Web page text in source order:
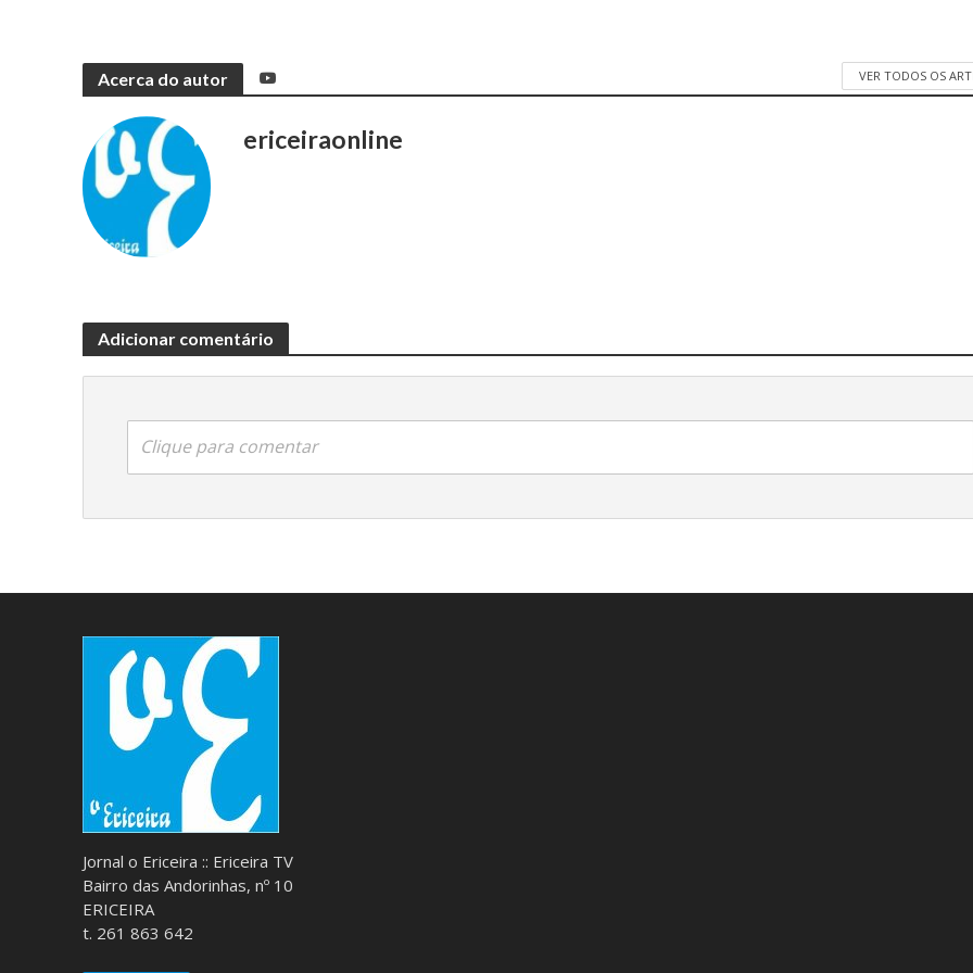
Acerca do autor VER TODOS OS
ericeiraonline
Adicionar comentário
Clique para comentar
Jornal o Ericeira :: Ericeira TV
Bairro das Andorinhas, nº 10
ERICEIRA
t. 261 863 642